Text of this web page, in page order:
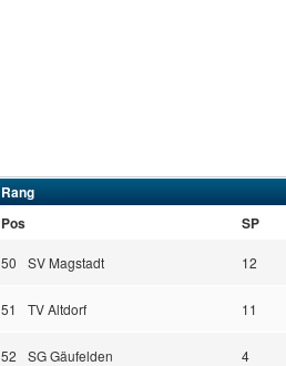
Rang
Pos
SP
50 SV Magstadt 12
51 TV Altdorf 11
52 SG Gäufelden 4